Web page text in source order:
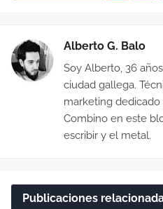
Alberto G. Balo
Soy Alberto, 36
ciudad gallega.
marketing
Combino en este
escribir y el metal.
Publicaciones